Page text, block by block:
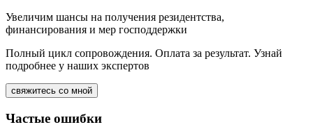
Увеличим шансы на получения резидентства,
финансирования и мер господдержки
Полный цикл сопровождения. Оплата за результат. Узнай
подробнее у наших экспертов
свяжитесь со мной
Частые ошибки